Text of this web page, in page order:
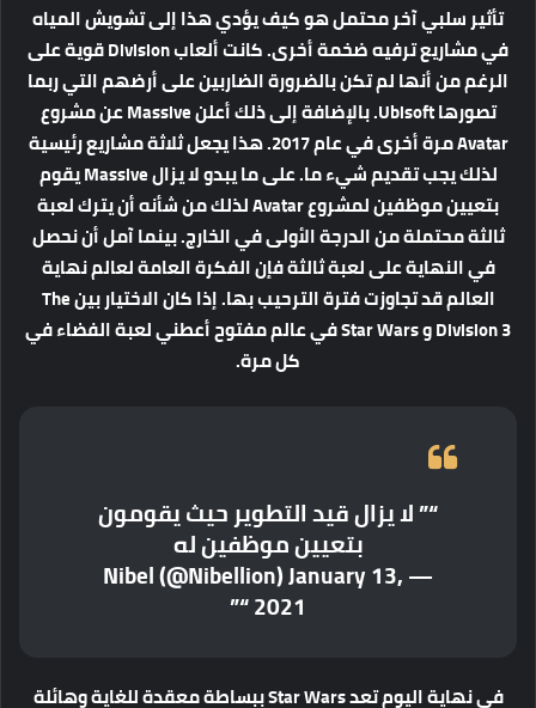
تأثير سلبي آخر محتمل هو كيف يؤدي هذا إلى تشويش المياه
في مشاريع ترفيه ضخمة أخرى. كانت ألعاب Division قوية على
الرغم من أنها لم تكن بالضرورة الضاربين على أرضهم التي ربما
تصورها Ubisoft. بالإضافة إلى ذلك أعلن Massive عن مشروع
Avatar مرة أخرى في عام 2017. هذا يجعل ثلاثة مشاريع رئيسية
لذلك يجب تقديم شيء ما. على ما يبدو لا يزال Massive يقوم
بتعيين موظفين لمشروع Avatar لذلك من شأنه أن يترك لعبة
ثالثة محتملة من الدرجة الأولى في الخارج. بينما آمل أن نحصل
في النهاية على لعبة ثالثة فإن الفكرة العامة لعالم نهاية
العالم قد تجاوزت فترة الترحيب بها. إذا كان الاختيار بين The
Division 3 و Star Wars في عالم مفتوح أعطني لعبة الفضاء في
كل مرة.
“” لا يزال قيد التطوير حيث يقومون
بتعيين موظفين له
— Nibel (@Nibellion) January 13,
2021 “”
في نهاية اليوم تعد Star Wars ببساطة معقدة للغاية وهائلة